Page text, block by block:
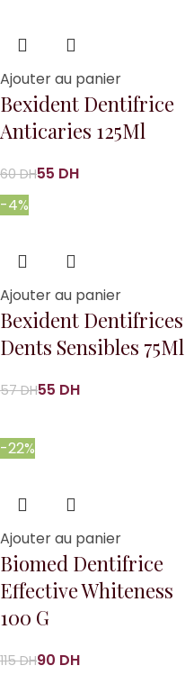
Ajouter au panier
Bexident Dentifrice
Anticaries 125Ml
60DH55 DH
-4%
Ajouter au panier
Bexident Dentifrices
Dents Sensibles 75Ml
57DH55 DH
-22%
Ajouter au panier
Biomed Dentifrice
Effective Whiteness
100 G
115DH90 DH